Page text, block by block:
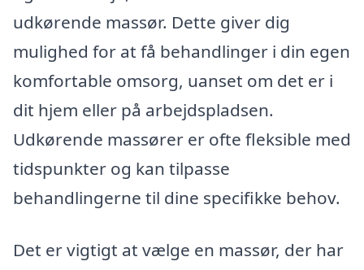
udkørende massør. Dette giver dig
mulighed for at få behandlinger i din egen
komfortable omsorg, uanset om det er i
dit hjem eller på arbejdspladsen.
Udkørende massører er ofte fleksible med
tidspunkter og kan tilpasse
behandlingerne til dine specifikke behov.
Det er vigtigt at vælge en massør, der har